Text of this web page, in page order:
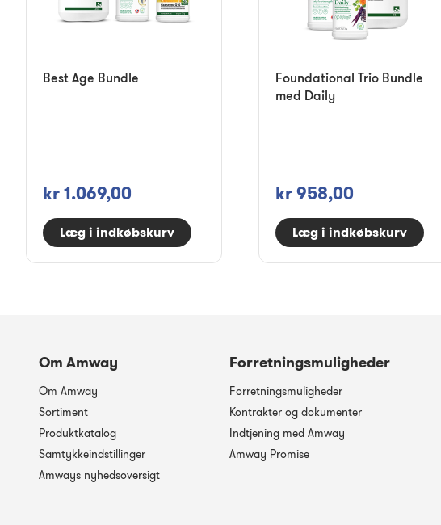
Best Age Bundle
kr 1.069,00
Læg i indkøbskurv
Foundational Trio Bundle
med Daily
kr 958,00
Læg i indkøbskurv
Om Amway
Om Amway
Sortiment
Produktkatalog
Samtykkeindstillinger
Amways nyhedsoversigt
Forretningsmuligheder
Forretningsmuligheder
Kontrakter og dokumenter
Indtjening med Amway
Amway Promise